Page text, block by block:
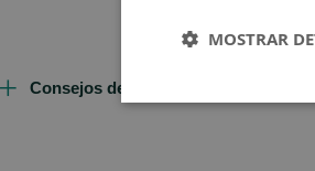
Consejos de Compra Producto
MOSTRAR